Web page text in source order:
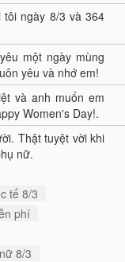
ngày 8/3 và 364
một ngày mùng
yêu và nhớ em!
và anh muốn em
Women's Day!.
Thật tuyệt vời khi
nữ.
tế 8/3
phí
8/3